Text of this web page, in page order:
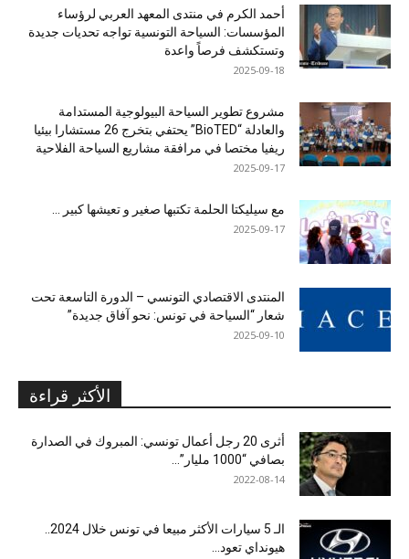
أحمد الكرم في منتدى المعهد العربي لرؤساء
المؤسسات: السياحة التونسية تواجه تحديات جديدة
وتستكشف فرصاً واعدة
2025-09-18
مشروع تطوير السياحة البيولوجية المستدامة
والعادلة “BioTED” يحتفي بتخرج 26 مستشارا بيئيا
ريفيا مختصا في مرافقة مشاريع السياحة الفلاحية
2025-09-17
مع سيليكتا الحلمة تكتبها صغير و تعيشها كبير …
2025-09-17
المنتدى الاقتصادي التونسي – الدورة التاسعة تحت
شعار “السياحة في تونس: نحو آفاق جديدة”
2025-09-10
الأكثر قراءة
أثرى 20 رجل أعمال تونسي: المبروك في الصدارة
بصافي “1000 مليار”...
2022-08-14
هيونداي تعود...